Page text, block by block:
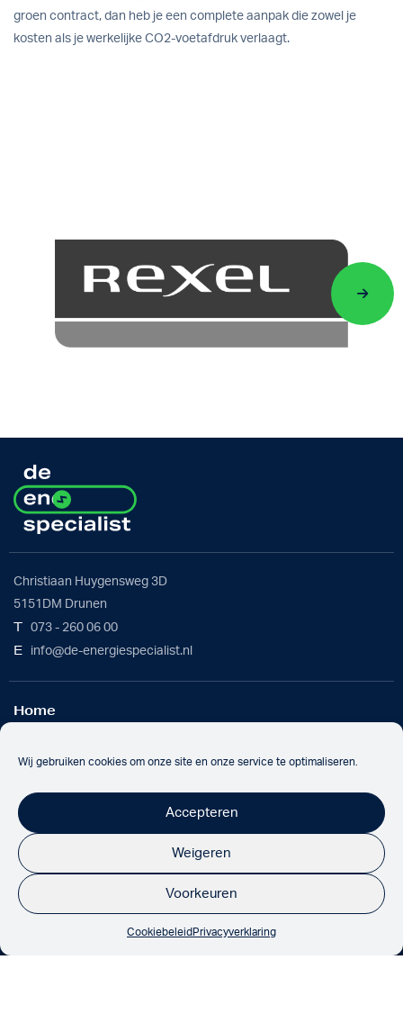
Wij gebruiken cookies om onze site en onze service te optimaliseren.
Accepteren
Weigeren
Voorkeuren
Cookiebeleid Privacyverklaring
groen contract, dan heb je een complete aanpak die zowel je
kosten als je werkelijke CO2-voetafdruk verlaagt.
Christiaan Huygensweg 3D
5151DM Drunen
T 073 - 260 06 00
E info@de-energiespecialist.nl
Home
Batterijoplossing
Nieuws
Werken bij
Contact
Onze partners